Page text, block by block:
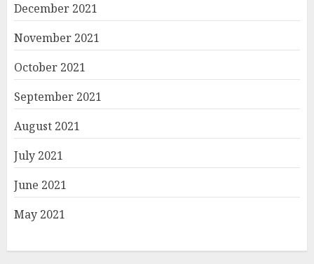
December 2021
November 2021
October 2021
September 2021
August 2021
July 2021
June 2021
May 2021